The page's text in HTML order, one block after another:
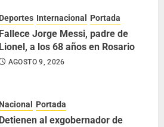
Deportes Internacional Portada
Fallece Jorge Messi, padre de
Lionel, a los 68 años en Rosario
AGOSTO 9, 2026
Nacional Portada
Detienen al exgobernador de